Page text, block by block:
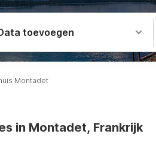
toevoegen
Montadet
in Montadet, Frankrijk